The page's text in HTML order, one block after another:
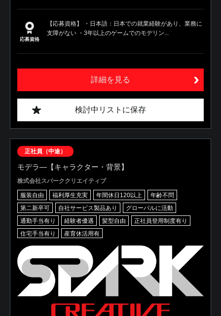
応募資格
【応募資格】 ・日本語：日本での就業経験があり、業務に
支障がない ・3年以上のゲームでのモデリン...
詳細を見る
検討中リストに保存
正社員（中途）
モデラ―【キャラクター・背景】
株式会社スパーククリエイティブ
服装自由 福利厚生充実 年間休日120以上
年齢不問
第二新卒可
自社サービス製品あり
グローバルに活動
通勤手当有り
経験者優遇 髪型自由
正社員登用制度有り
住宅手当有り
産育休活用有